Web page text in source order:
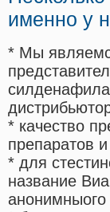
именно у
* Мы
силденафила
* качество
препаратов
* для
название